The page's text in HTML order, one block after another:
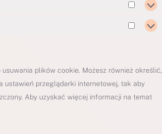
plików cookie. Możesz również określić,
ustawień przeglądarki internetowej, tak aby
Aby uzyskać więcej informacji na temat